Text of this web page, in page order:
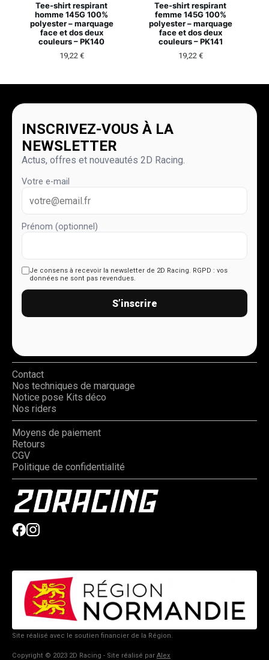
Tee-shirt respirant
homme 145G 100%
polyester – marquage
face et dos deux
couleurs – PK140
19,22 €
Tee-shirt respirant
femme 145G 100%
polyester – marquage
face et dos deux
couleurs – PK141
19,22 €
INSCRIVEZ-VOUS À LA
NEWSLETTER
Actus, offres et nouveautés 2D Racing.
Votre e-mail
Prénom (optionnel)
Je consens à recevoir la newsletter de 2D Racing. RGPD : vos
données ne sont pas revendues.
S’inscrire
Contact
Nos techniques de marquage
Notice pose Kits déco
Nos riders
Moyens de paiement
Retours
CGV
Politique de confidentialité
Site réalisé avec le soutien financier de la Région.
Copyright © 2023 2D Racing - Site réalisé par Alex